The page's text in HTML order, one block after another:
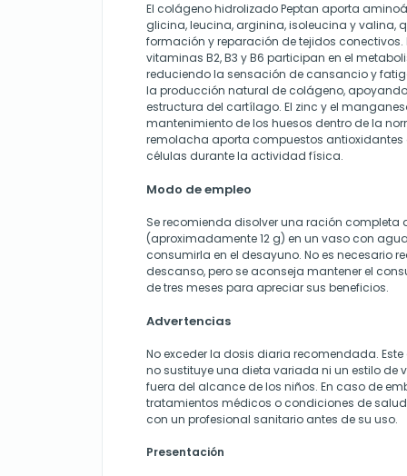
El colágeno hidrolizado Peptan aporta
glicina, leucina, arginina, isoleucina y valina,
formación y reparación de tejidos conectivos.
vitaminas B2, B3 y B6 participan en el
reduciendo la sensación de cansancio y
la producción natural de colágeno,
estructura del cartílago. El zinc y el
mantenimiento de los huesos dentro de la
remolacha aporta compuestos antioxidantes
células durante la actividad física.
Modo de empleo
Se recomienda disolver una ración completa
(aproximadamente 12 g) en un vaso con
consumirla en el desayuno. No es necesario
descanso, pero se aconseja mantener el
de tres meses para apreciar sus beneficios.
Advertencias
No exceder la dosis diaria recomendada.
no sustituye una dieta variada ni un estilo de
fuera del alcance de los niños. En caso de
tratamientos médicos o condiciones de
con un profesional sanitario antes de su uso.
Presentación